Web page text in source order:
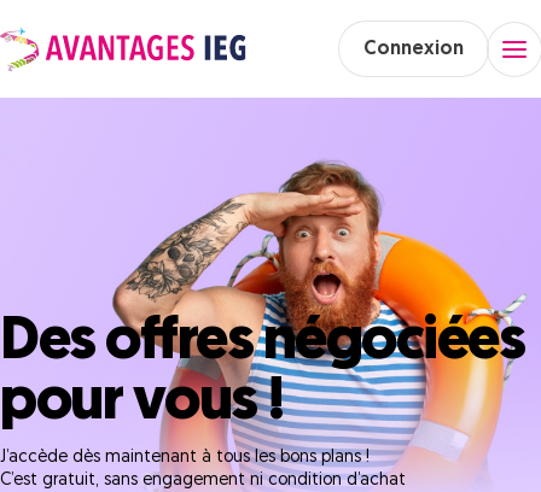
Connexion
Des offres négociées
pour vous !
J’accède dès maintenant à tous les bons plans !
C’est gratuit, sans engagement ni condition d’achat